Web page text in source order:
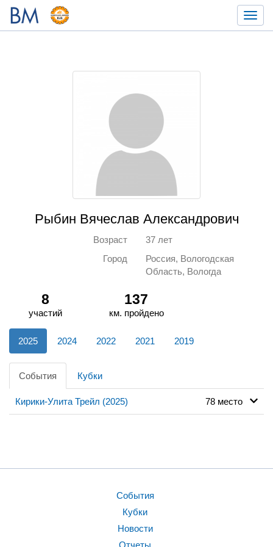
Рыбин Вячеслав Александрович
Возраст
37 лет
Город
Россия, Вологодская
Область, Вологда
8
участий
137
км. пройдено
2025 2024 2022 2021 2019
События Кубки
Кирики-Улита Трейл (2025) 78 место
События
Кубки
Новости
Отчеты